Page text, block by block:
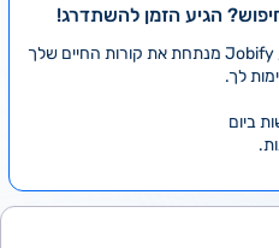
הגיע הזמן להשתדרג!
במקום לעבור לבד על אלפי מודעות, Jobify מנתחת את קורות החיים שלך
לך.